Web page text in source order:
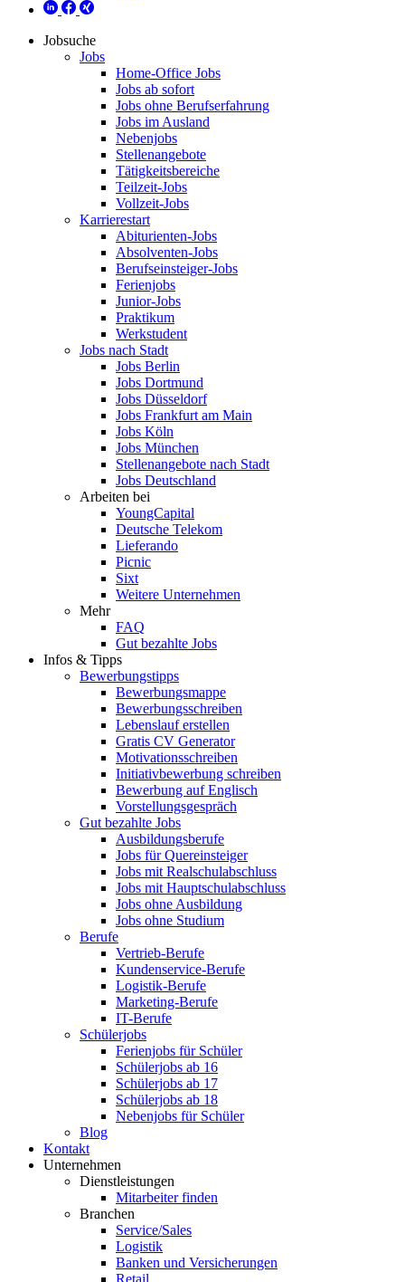
Jobsuche
Jobs
Home-Office Jobs
Jobs ab sofort
Jobs ohne Berufserfahrung
Jobs im Ausland
Nebenjobs
Stellenangebote
Tätigkeitsbereiche
Teilzeit-Jobs
Vollzeit-Jobs
Karrierestart
Abiturienten-Jobs
Absolventen-Jobs
Berufseinsteiger-Jobs
Ferienjobs
Junior-Jobs
Praktikum
Werkstudent
Jobs nach Stadt
Jobs Berlin
Jobs Dortmund
Jobs Düsseldorf
Jobs Frankfurt am Main
Jobs Köln
Jobs München
Stellenangebote nach Stadt
Jobs Deutschland
Arbeiten bei
YoungCapital
Deutsche Telekom
Lieferando
Picnic
Sixt
Weitere Unternehmen
Mehr
FAQ
Gut bezahlte Jobs
Infos & Tipps
Bewerbungstipps
Bewerbungsmappe
Bewerbungsschreiben
Lebenslauf erstellen
Gratis CV Generator
Motivationsschreiben
Initiativbewerbung schreiben
Bewerbung auf Englisch
Vorstellungsgespräch
Gut bezahlte Jobs
Ausbildungsberufe
Jobs für Quereinsteiger
Jobs mit Realschulabschluss
Jobs mit Hauptschulabschluss
Jobs ohne Ausbildung
Jobs ohne Studium
Berufe
Vertrieb-Berufe
Kundenservice-Berufe
Logistik-Berufe
Marketing-Berufe
IT-Berufe
Schülerjobs
Ferienjobs für Schüler
Schülerjobs ab 16
Schülerjobs ab 17
Schülerjobs ab 18
Nebenjobs für Schüler
Blog
Kontakt
Unternehmen
Dienstleistungen
Mitarbeiter finden
Branchen
Service/Sales
Logistik
Banken und Versicherungen
Retail